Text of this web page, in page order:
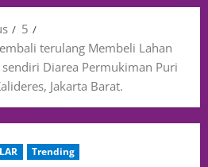
5
terulang Membeli Lahan
Diarea Permukiman Puri
Jakarta Barat.
Trending